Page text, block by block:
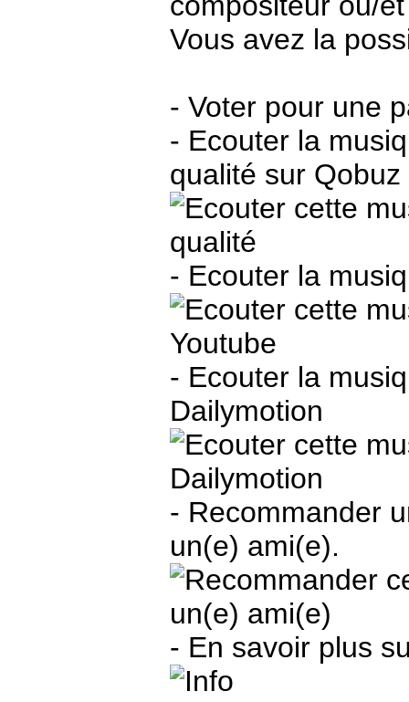
Vous avez la
- Voter pour une
- Ecouter la
qualité sur Qobuz
- Ecouter la
- Ecouter la
Dailymotion
- Recommander
un(e) ami(e).
- En savoir plus